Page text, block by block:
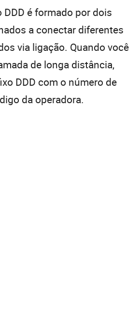
DDD é formado por dois
a conectar diferentes
via ligação. Quando você
de longa distância,
DDD com o número de
da operadora.